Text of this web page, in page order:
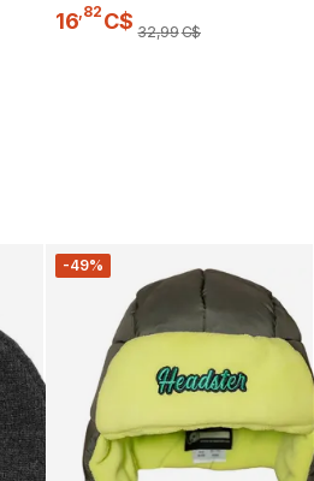
16 82 C$ 32,99C$
-49%